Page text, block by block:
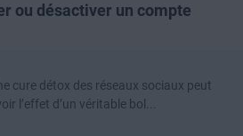
ou désactiver un compte
cure détox des réseaux sociaux peut
l’effet d’un véritable bol...